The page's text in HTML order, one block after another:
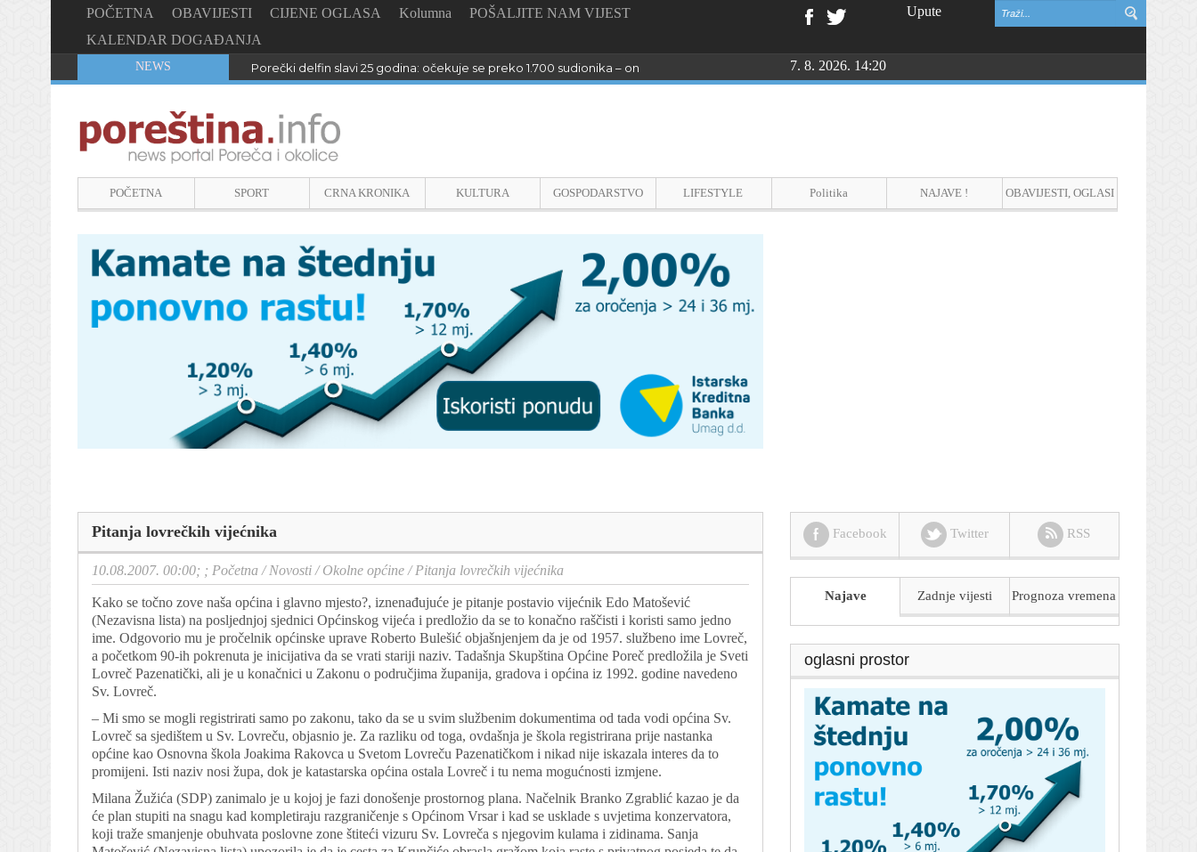
POČETNA OBAVIJESTI CIJENE OGLASA Kolumna
POŠALJITE NAM VIJEST
KALENDAR DOGAĐANJA
Upute
NEWS Porečki delfin slavi 25 godina: očekuje se preko 1.700 sudionika – online prijave do 23. kolovoza7. 8. 2026. 14:20
POČETNA SPORT CRNA KRONIKA KULTURA GOSPODARSTVO LIFESTYLE Politika NAJAVE ! OBAVIJESTI, OGLASI
Pitanja lovrečkih vijećnika
10.08.2007. 00:00; ; Početna /Novosti /Okolne općine /Pitanja lovrečkih vijećnika
Kako se točno zove naša općina i glavno mjesto?, iznenađujuće je pitanje postavio vijećnik Edo Matošević
(Nezavisna lista) na posljednjoj sjednici Općinskog vijeća i predložio da se to konačno raščisti i koristi samo jedno
ime. Odgovorio mu je pročelnik općinske uprave Roberto Bulešić objašnjenjem da je od 1957. službeno ime Lovreč,
a početkom 90-ih pokrenuta je inicijativa da se vrati stariji naziv. Tadašnja Skupština Općine Poreč predložila je Sveti
Lovreč Pazenatički, ali je u konačnici u Zakonu o područjima županija, gradova i općina iz 1992. godine navedeno
Sv. Lovreč.
– Mi smo se mogli registrirati samo po zakonu, tako da se u svim službenim dokumentima od tada vodi općina Sv.
Lovreč sa sjedištem u Sv. Lovreču, objasnio je. Za razliku od toga, ovdašnja je škola registrirana prije nastanka
općine kao Osnovna škola Joakima Rakovca u Svetom Lovreču Pazenatičkom i nikad nije iskazala interes da to
promijeni. Isti naziv nosi župa, dok je katastarska općina ostala Lovreč i tu nema mogućnosti izmjene.
Milana Žužića (SDP) zanimalo je u kojoj je fazi donošenje prostornog plana. Načelnik Branko Zgrablić kazao je da
će plan stupiti na snagu kad kompletiraju razgraničenje s Općinom Vrsar i kad se usklade s uvjetima konzervatora,
koji traže smanjenje obuhvata poslovne zone štiteći vizuru Sv. Lovreča s njegovim kulama i zidinama. Sanja
Facebook Twitter RSS
Najave Zadnje vijesti Prognoza vremena
oglasni prostor